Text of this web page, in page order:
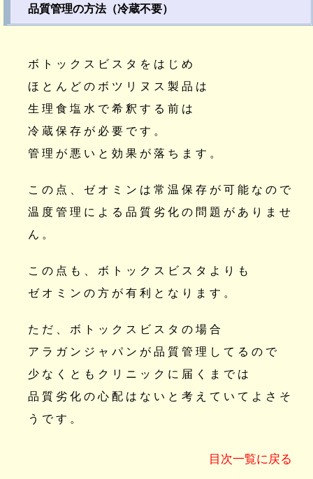
品質管理の方法（冷蔵不要）
ボトックスビスタをはじめ
ほとんどのボツリヌス製品は
生理食塩水で希釈する前は
冷蔵保存が必要です。
管理が悪いと効果が落ちます。
この点、ゼオミンは常温保存が可能なので
温度管理による品質劣化の問題がありませ
ん。
この点も、ボトックスビスタよりも
ゼオミンの方が有利となります。
ただ、ボトックスビスタの場合
アラガンジャパンが品質管理してるので
少なくともクリニックに届くまでは
品質劣化の心配はないと考えていてよさそ
うです。
目次一覧に戻る